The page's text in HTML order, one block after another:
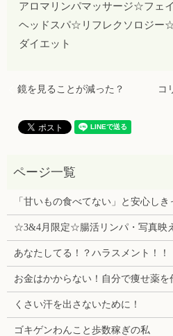
アロマリンパマッサージ☆フェ
ヘッドスパ☆リフレクソロジー
ダイエット
鏡を見ることが減った？ コ
「甘いもの食べてない」と安心しき
☆3&4月限定☆腸活リンパ・写真映
あなたしてる！？ハラスメント！！
お金はかからない！自分で痩せ薬を
くさい汗を出さないために！
ゴキゲンわんこと歩数稼ぎの私